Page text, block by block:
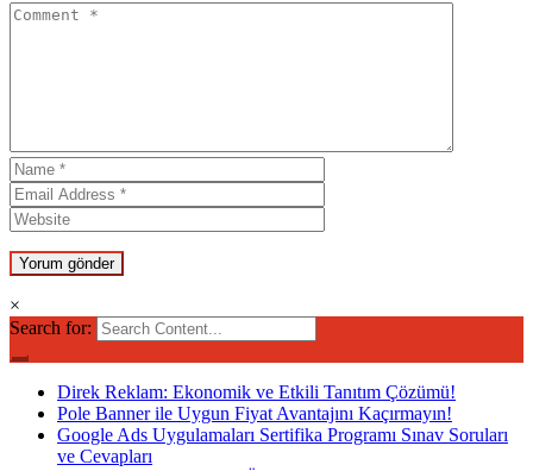
×
Search for:
Direk Reklam: Ekonomik ve Etkili Tanıtım Çözümü!
Pole Banner ile Uygun Fiyat Avantajını Kaçırmayın!
Google Ads Uygulamaları Sertifika Programı Sınav Soruları
ve Cevapları